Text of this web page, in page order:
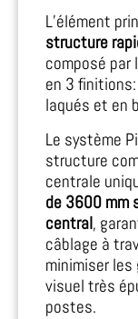
L’élément
structure
composé par
en 3
laqués et en
Le système
structure
centrale
de 3600 mm
central,
câblage à
minimiser
visuel très
postes.